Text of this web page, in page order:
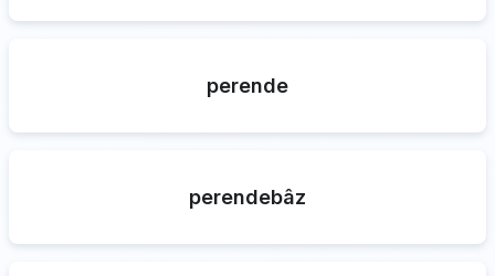
perende
perendebâz